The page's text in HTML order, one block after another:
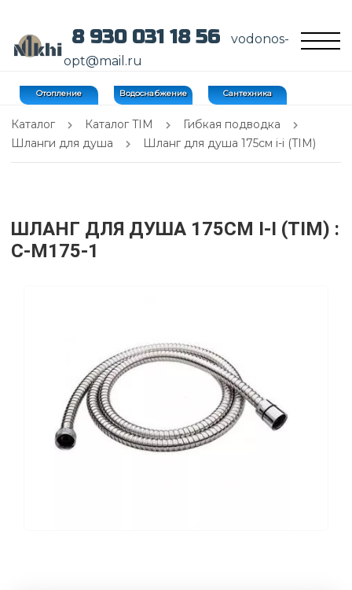
8 930 031 18 56
vodonos-
opt@mail.ru
Отопление Водоснабжение Сантехника
Каталог Каталог TIM
Гибкая подводка
Шланги для душа
Шланг для душа 175см i-i (TIM)
ШЛАНГ ДЛЯ ДУША 175СМ I-I (TIM) :
C-M175-1